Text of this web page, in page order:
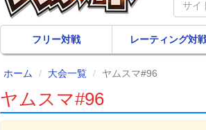
フリー対戦 レーティング対
ホーム 大会一覧 ヤムスマ#96
ヤムスマ#96